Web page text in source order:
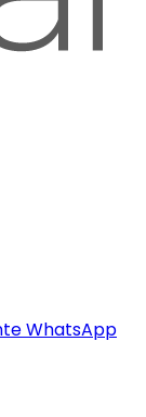
WhatsApp